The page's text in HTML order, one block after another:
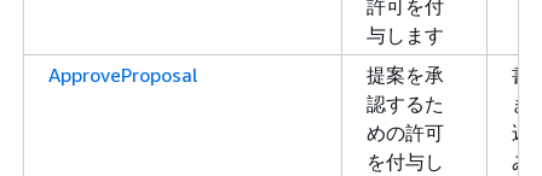
許可を付
与します
ApproveProposal
提案を承
認するた
めの許可
を付与し
書
き
込
み